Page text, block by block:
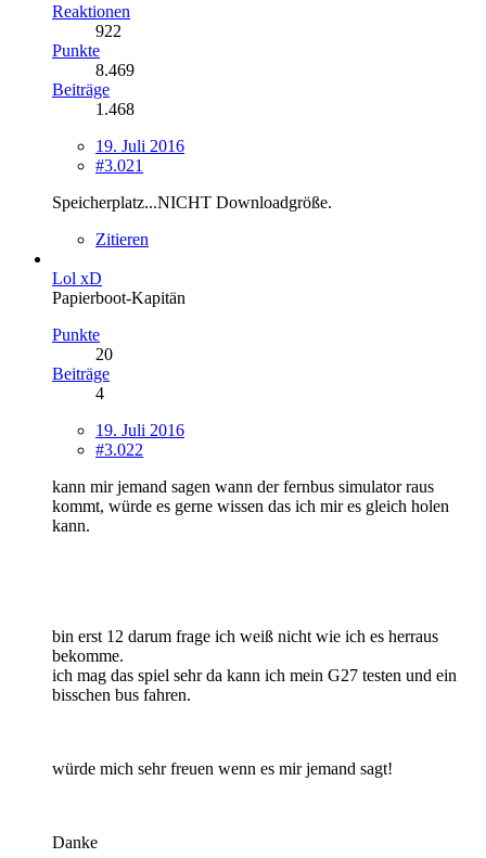
Reaktionen
922
Punkte
8.469
Beiträge
1.468
19. Juli 2016
#3.021
Speicherplatz...NICHT Downloadgröße.
Zitieren
Lol xD
Papierboot-Kapitän
Punkte
20
Beiträge
4
19. Juli 2016
#3.022
kann mir jemand sagen wann der fernbus simulator raus
kommt, würde es gerne wissen das ich mir es gleich holen
kann.
bin erst 12 darum frage ich weiß nicht wie ich es herraus
bekomme.
ich mag das spiel sehr da kann ich mein G27 testen und ein
bisschen bus fahren.
würde mich sehr freuen wenn es mir jemand sagt!
Danke